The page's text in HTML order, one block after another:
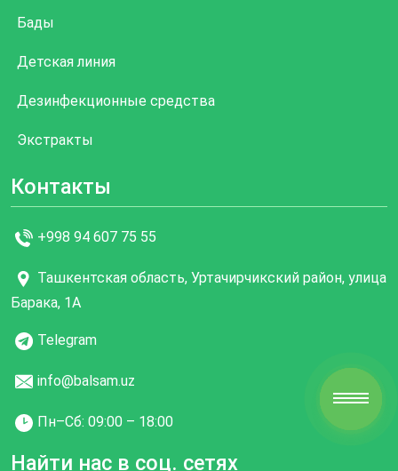
Бады
Детская линия
Дезинфекционные средства
Экстракты
Контакты
+998 94 607 75 55
Ташкентская область, Уртачирчикский район, улица
Барака, 1А
Telegram
info@balsam.uz
Пн–Cб: 09:00 – 18:00
Найти нас в соц. сетях